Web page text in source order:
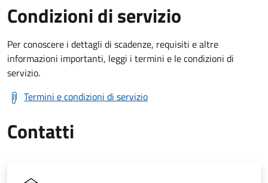
Condizioni di servizio
Per conoscere i dettagli di scadenze, requisiti e altre
informazioni importanti, leggi i termini e le condizioni di
servizio.
Termini e condizioni di servizio
Contatti